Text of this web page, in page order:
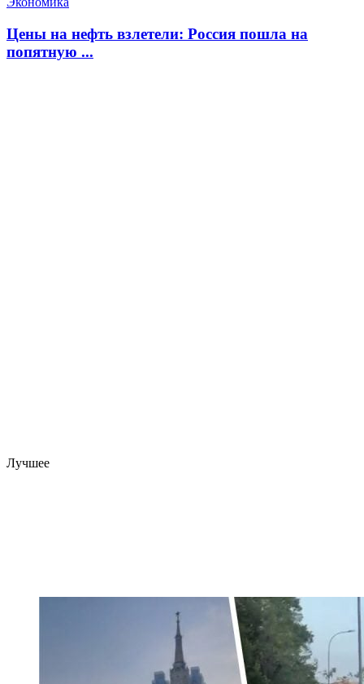
Цены на нефть взлетели: Россия пошла на
попятную ...
Лучшее